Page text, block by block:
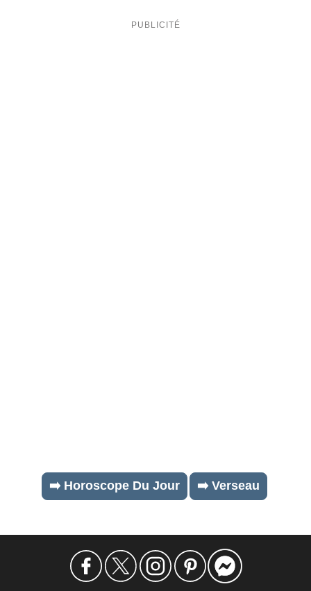
➡️ Horoscope Du Jour ➡️ Verseau